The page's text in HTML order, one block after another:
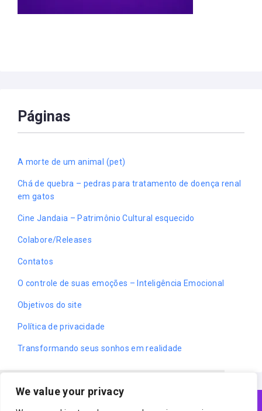
Cookies ajudam o nosso trabalho.
We value your privacy
Páginas
A morte de um animal (pet)
Chá de quebra – pedras para tratamento de doença renal
em gatos
Cine Jandaia – Patrimônio Cultural esquecido
Colabore/Releases
Contatos
O controle de suas emoções – Inteligência Emocional
Objetivos do site
Política de privacidade
Transformando seus sonhos em realidade